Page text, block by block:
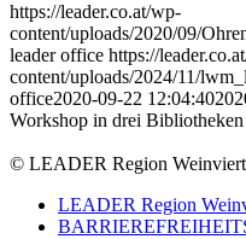
https://leader.co.at/wp-
content/uploads/2020/09/
leader office https://
content/uploads/2024/11/
office2020-09-22 12:04:40
Workshop in drei Bibliotheken
© LEADER Region
LEADER Region